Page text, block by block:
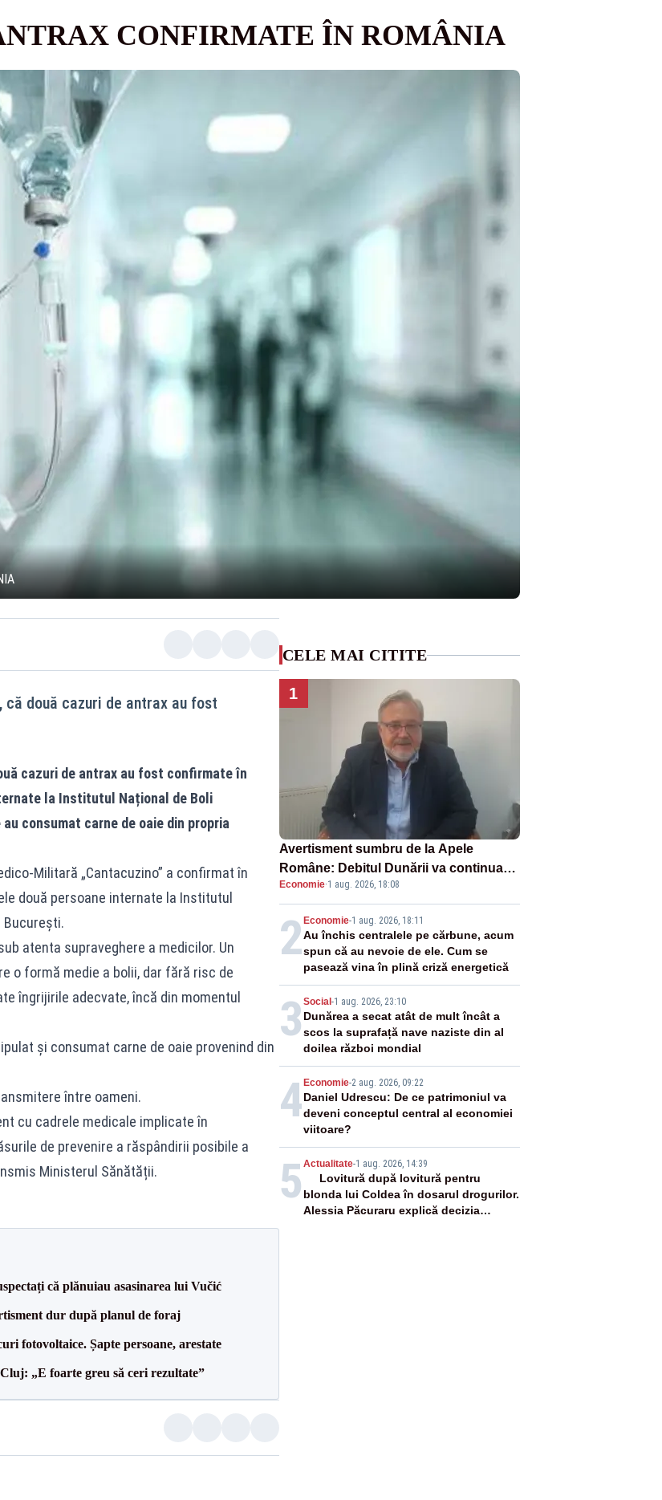
CONFIRMATE ÎN ROMÂNIA
două cazuri de antrax au fost
cazuri de antrax au fost confirmate în
la Institutul Național de Boli
consumat carne de oaie din propria
Militară „Cantacuzino” a confirmat în
două persoane internate la Institutul
București.
atenta supraveghere a medicilor. Un
o formă medie a bolii, dar fără risc de
îngrijirile adecvate, încă din momentul
și consumat carne de oaie provenind din
între oameni.
cu cadrele medicale implicate în
de prevenire a răspândirii posibile a
Ministerul Sănătății.
că plănuiau asasinarea lui Vučić
dur după planul de foraj
fotovoltaice. Șapte persoane, arestate
„E foarte greu să ceri rezultate”
CELE MAI CITITE
1
Avertisment sumbru de la Apele
Române: Debitul Dunării va continua
să scadă. Cernavodă s-ar putea închide
în 4 zile
Economie·1 aug. 2026, 18:08
2 Economie-1 aug. 2026, 18:11
Au închis centralele pe cărbune, acum
spun că au nevoie de ele. Cum se
pasează vina în plină criză energetică
3 Social -1 aug. 2026, 23:10
Dunărea a secat atât de mult încât a
scos la suprafață nave naziste din al
doilea război mondial
4 Economie-2 aug. 2026, 09:22
Daniel Udrescu: De ce patrimoniul va
deveni conceptul central al economiei
viitoare?
5 Actualitate-1 aug. 2026, 14:39
Lovitură după lovitură pentru
blonda lui Coldea în dosarul drogurilor.
Alessia Păcuraru explică decizia